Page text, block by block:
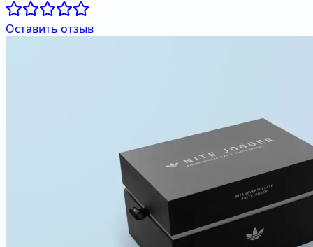
Оставить отзыв